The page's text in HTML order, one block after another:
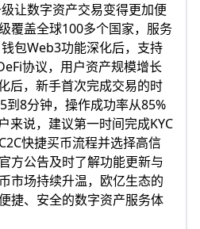
让数字资产交易变得更加便
覆盖全球100多个国家，服务
包Web3功能深化后，支持
协议，用户资产规模增长
后，新手首次完成交易的时
到8分钟，操作成功率从85%
来说，建议第一时间完成KYC
快捷买币流程并选择高信
方公告及时了解功能更新与
市场持续升温，欧亿生态的
捷、安全的数字资产服务体